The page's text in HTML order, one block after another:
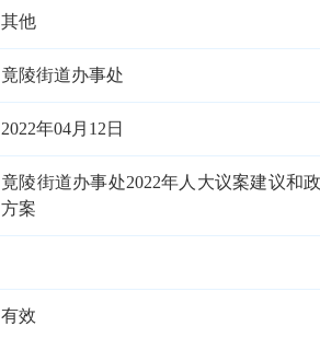
其他
竟陵街道办事处
2022年04月12日
竟陵街道办事处2022年人大议案建议和
方案
有效